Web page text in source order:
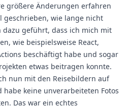
größere Änderungen erfahren
geschrieben, wie lange nicht
dazu geführt, dass ich mich mit
wie beispielsweise React,
beschäftigt habe und sogar
etwas beitragen konnte.
nun mit den Reisebildern auf
keine unverarbeiteten Fotos
Das war ein echtes